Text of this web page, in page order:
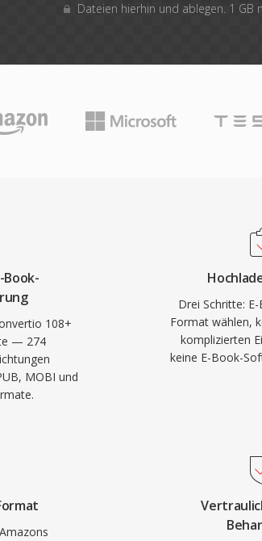
Dateien hierhin und ablegen. 1
Book-
108+
— 274
MOBI und
Drei Schritte:
Format wählen,
komplizierten
keine E-Book-